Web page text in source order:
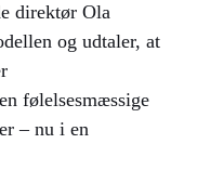
direktør Ola
og udtaler, at
følelsesmæssige
– nu i en